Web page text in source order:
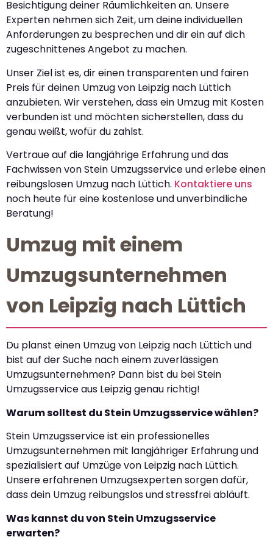
Besichtigung deiner Räumlichkeiten an. Unsere
Experten nehmen sich Zeit, um deine individuellen
Anforderungen zu besprechen und dir ein auf dich
zugeschnittenes Angebot zu machen.
Unser Ziel ist es, dir einen transparenten und fairen
Preis für deinen Umzug von Leipzig nach Lüttich
anzubieten. Wir verstehen, dass ein Umzug mit Kosten
verbunden ist und möchten sicherstellen, dass du
genau weißt, wofür du zahlst.
Vertraue auf die langjährige Erfahrung und das
Fachwissen von Stein Umzugsservice und erlebe einen
reibungslosen Umzug nach Lüttich. Kontaktiere uns
noch heute für eine kostenlose und unverbindliche
Beratung!
Umzug mit einem
Umzugsunternehmen
von Leipzig nach Lüttich
Du planst einen Umzug von Leipzig nach Lüttich und
bist auf der Suche nach einem zuverlässigen
Umzugsunternehmen? Dann bist du bei Stein
Umzugsservice aus Leipzig genau richtig!
Warum solltest du Stein Umzugsservice wählen?
Stein Umzugsservice ist ein professionelles
Umzugsunternehmen mit langjähriger Erfahrung und
spezialisiert auf Umzüge von Leipzig nach Lüttich.
Unsere erfahrenen Umzugsexperten sorgen dafür,
dass dein Umzug reibungslos und stressfrei abläuft.
Was kannst du von Stein Umzugsservice
erwarten?